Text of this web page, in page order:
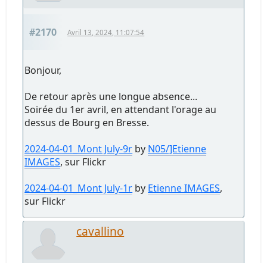
#2170 Avril 13, 2024, 11:07:54
Bonjour,
De retour après une longue absence...
Soirée du 1er avril, en attendant l'orage au
dessus de Bourg en Bresse.
2024-04-01_Mont July-9r by N05/]Etienne
IMAGES, sur Flickr
2024-04-01_Mont July-1r by Etienne IMAGES,
sur Flickr
cavallino